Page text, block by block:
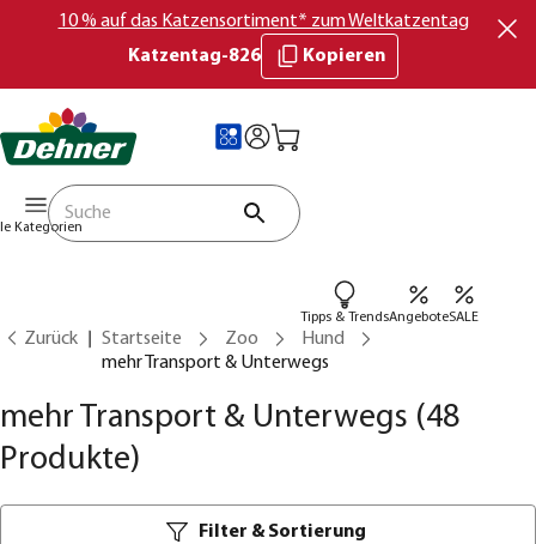
10 % auf das Katzensortiment* zum Weltkatzentag
Katzentag-826
Kopieren
Kategorien
Tipps & TrendsAngeboteSALE
Zurück Startseite Zoo
Hund
mehr Transport & Unterwegs
mehr Transport & Unterwegs (48
Produkte)
Filter & Sortierung